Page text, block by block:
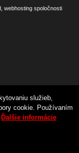
webhosting spoločnosti
služieb,
cookie. Používaním
Ďalšie informácie